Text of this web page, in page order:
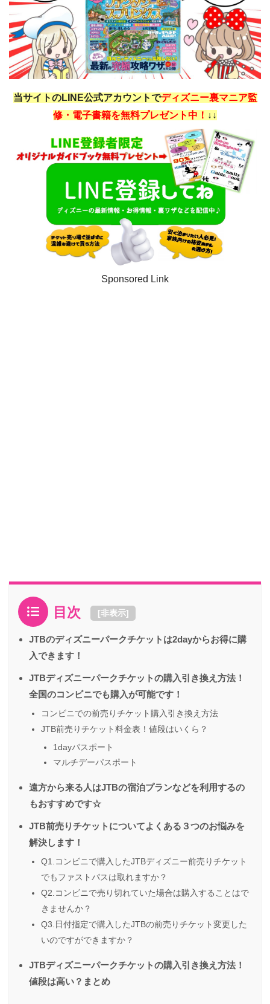
当サイトのLINE公式アカウントでディズニー裏マニア監
修・電子書籍を無料プレゼント中！ ↓↓
Sponsored Link
目次 [非表示]
JTBのディズニーパークチケットは2dayからお得に購
入できます！
JTBディズニーパークチケットの購入引き換え方法！
全国のコンビニでも購入が可能です！
コンビニでの前売りチケット購入引き換え方法
JTB前売りチケット料金表！値段はいくら？
1dayパスポート
マルチデーパスポート
遠方から来る人はJTBの宿泊プランなどを利用するの
もおすすめです☆
JTB前売りチケットについてよくある３つのお悩みを
解決します！
Q1.コンビニで購入したJTBディズニー前売りチケット
でもファストパスは取れますか？
Q2.コンビニで売り切れていた場合は購入することはで
きませんか？
Q3.日付指定で購入したJTBの前売りチケット変更した
いのですができますか？
JTBディズニーパークチケットの購入引き換え方法！
値段は高い？まとめ